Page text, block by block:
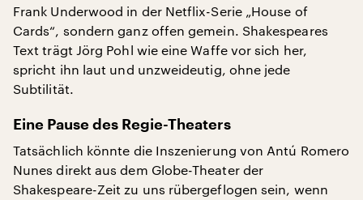
Frank Underwood in der Netflix-Serie „House of
Cards“, sondern ganz offen gemein. Shakespeares
Text trägt Jörg Pohl wie eine Waffe vor sich her,
spricht ihn laut und unzweideutig, ohne jede
Subtilität.
Eine Pause des Regie-Theaters
Tatsächlich könnte die Inszenierung von Antú Romero
Nunes direkt aus dem Globe-Theater der
Shakespeare-Zeit zu uns rübergeflogen sein, wenn